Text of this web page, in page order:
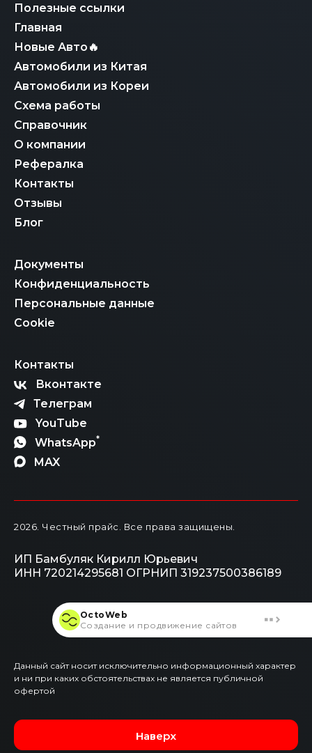
Полезные ссылки
Главная
Новые Авто🔥
Автомобили из Китая
Автомобили из Кореи
Схема работы
Справочник
О компании
Рефералка
Контакты
Отзывы
Блог
Документы
Конфиденциальность
Персональные данные
Cookie
Контакты
Вконтакте
Телеграм
YouTube
WhatsApp*
MAX
2026 . Честный прайс. Все права защищены.
ИП Бамбуляк Кирилл Юрьевич
ИНН 720214295681 ОГРНИП 319237500386189
Данный сайт носит исключительно информационный характер
и ни при каких обстоятельствах не является публичной
офертой
Наверх
OctoWeb
Создание и продвижение сайтов